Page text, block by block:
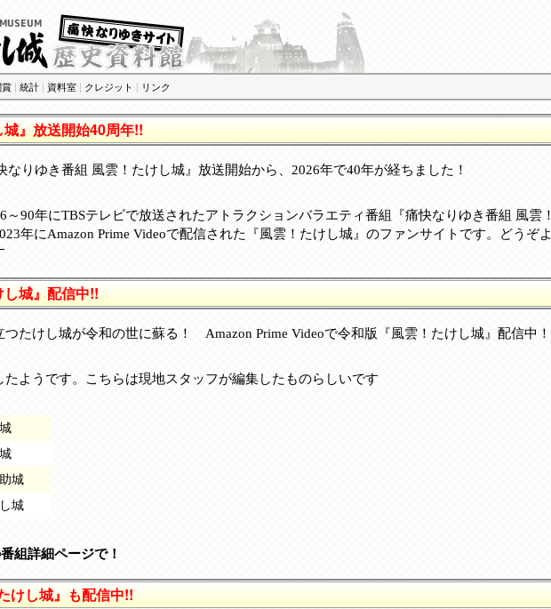
| 統計 | 資料室 | クレジット | リンク
』放送開始40周年!!
なりゆき番組 風雲！たけし城』放送開始から、2026年で40年が経ちました！
～90年にTBSテレビで放送されたアトラクションバラエティ番組『痛快なりゆき番組 風雲！
年にAmazon Prime Videoで配信された『風雲！たけし城』のファンサイトです。どうぞよ
城』配信中!!
つたけし城が令和の世に蘇る！ Amazon Prime Videoで令和版『風雲！たけし城』配信中！
たようです。こちらは現地スタッフが編集したものらしいです
城
城
組詳細ページで！
けし城』も配信中!!